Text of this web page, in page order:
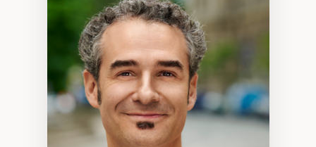
Économie circulaire
Modèles d’affaires durables
Histoire des faits économiques
Gestion durable des ressources naturelles
Écologie industrielle
Aménagement durable du territoire
Développement régional
Coopératives
Télétravail en milieu rural francophone
Transition socio-écologique